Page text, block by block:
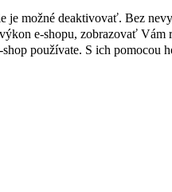
je možné deaktivovať. Bez
e-shopu, zobrazovať
používate. S ich pomocou